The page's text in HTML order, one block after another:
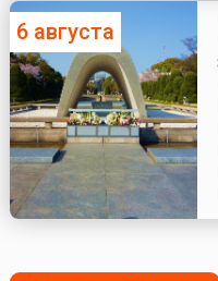
6 августа